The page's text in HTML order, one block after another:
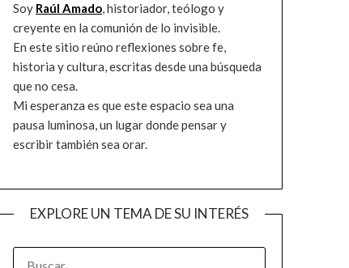
Soy Raúl Amado, historiador, teólogo y
creyente en la comunión de lo invisible.
En este sitio reúno reflexiones sobre fe,
historia y cultura, escritas desde una búsqueda
que no cesa.
Mi esperanza es que este espacio sea una
pausa luminosa, un lugar donde pensar y
escribir también sea orar.
EXPLORE UN TEMA DE SU INTERÉS